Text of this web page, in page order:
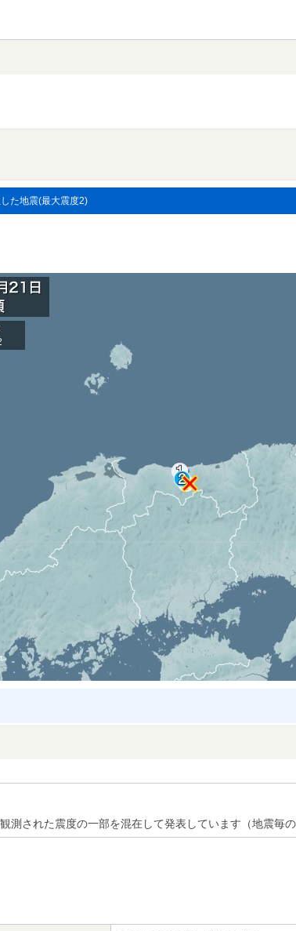
た地震(最大震度2)
された震度の一部を混在して発表しています（地震毎